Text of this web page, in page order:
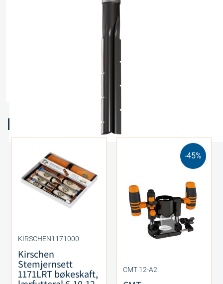
Legg i ønskeliste
Relaterte produkter
KIRSCHEN1171000
Kirschen
Stemjernsett
1171LRT bøkeskaft,
-45%
CMT 12-A2